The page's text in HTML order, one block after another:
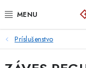
na
PLETIVÁ
BRÁNY A BRÁNKY
Príslušenstvo